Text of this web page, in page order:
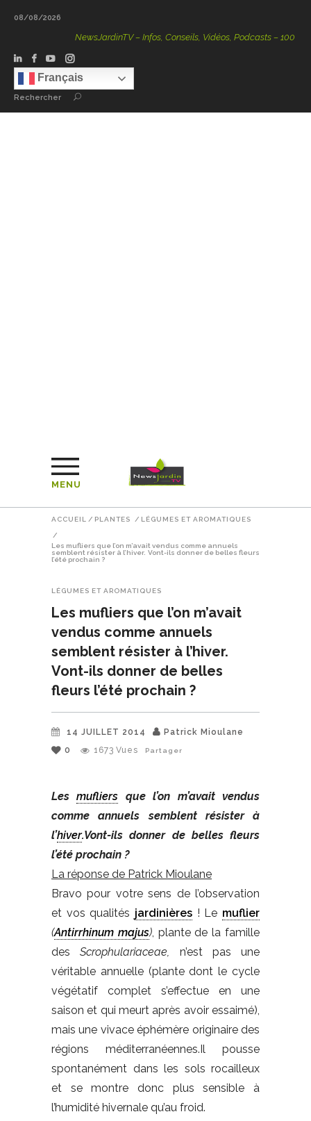
08/08/2026
NewsJardinTV – Infos, Conseils, Vidéos, Podcasts – 100 %
Français
Rechercher
MENU
ACCUEIL / PLANTES / LÉGUMES ET AROMATIQUES
/
Les mufliers que l’on m’avait vendus comme annuels
semblent résister à l’hiver. Vont-ils donner de belles fleurs
l’été prochain ?
LÉGUMES ET AROMATIQUES
Les mufliers que l’on m’avait
vendus comme annuels
semblent résister à l’hiver.
Vont-ils donner de belles
fleurs l’été prochain ?
14 JUILLET 2014
Patrick Mioulane
0
1673 Vues Partager
Lesmufliers que l’on m’avait vendus
comme annuels semblent résister à
l’hiver.Vont-ils donner de belles fleurs
l’été prochain ?
La réponse de Patrick Mioulane
Bravo pour votre sens de l’observation
et vos qualités jardinières ! Le muflier
(Antirrhinum majus), plante de la famille
desScrophulariaceae,
n’est pas une
véritable annuelle (plante dont le cycle
végétatif complet s’effectue en une
saison et qui meurt après avoir essaimé),
mais une vivace éphémère originaire des
régions méditerranéennes.Il pousse
spontanément dans les sols rocailleux
et se montre donc plus sensible à
l’humidité hivernale qu’au froid.